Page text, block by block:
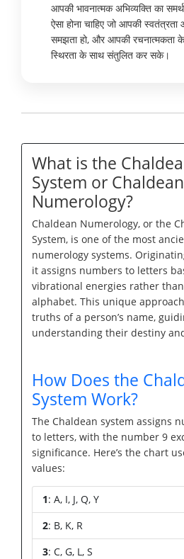
आपकी भावनात्मक अभिव्यक्ति का
ऐसा होना चाहिए जो आपकी
समझता हो, और आपकी रचनात्मकता के
स्थिरता के साथ संतुलित कर सके।
What is the
System or Chaldean
Numerology?
Chaldean Numerology, or the
System, is one of the most
numerology systems.
it assigns numbers to letters
vibrational energies rather
alphabet. This unique
truths of a person’s name,
understanding their destiny
How Does the
System Work?
The Chaldean system assigns
to letters, with the number 9
significance. Here’s the chart
values:
1: A, I, J, Q, Y
2: B, K, R
3: C, G, L, S